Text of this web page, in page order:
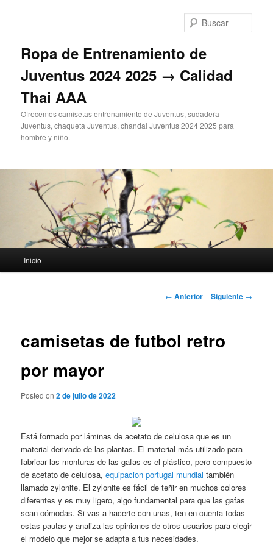
Ropa de Entrenamiento de
Juventus 2024 2025 → Calidad
Thai AAA
Ofrecemos camisetas entrenamiento de Juventus, sudadera
Juventus, chaqueta Juventus, chandal Juventus 2024 2025 para
hombre y niño.
principal
Inicio
Navegación
← Anterior Siguiente →
camisetas de futbol retro
por mayor
Posted on2 de julio de 2022
Está formado por láminas de acetato de celulosa que es un
material derivado de las plantas. El material más utilizado para
fabricar las monturas de las gafas es el plástico, pero compuesto
de acetato de celulosa,equipacion portugal mundial también
llamado zylonite. El zylonite es fácil de teñir en muchos colores
diferentes y es muy ligero, algo fundamental para que las gafas
sean cómodas. Si vas a hacerte con unas, ten en cuenta todas
estas pautas y analiza las opiniones de otros usuarios para elegir
el modelo que mejor se adapta a tus necesidades.